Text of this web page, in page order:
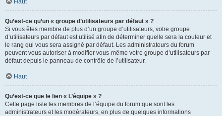
Haut
Qu’est-ce qu’un « groupe d’utilisateurs par défaut » ?
Si vous êtes membre de plus d’un groupe d’utilisateurs, votre groupe
d’utilisateurs par défaut est utilisé afin de déterminer quelle sera la couleur et
le rang qui vous sera assigné par défaut. Les administrateurs du forum
peuvent vous autoriser à modifier vous-même votre groupe d’utilisateurs par
défaut depuis le panneau de contrôle de l’utilisateur.
Haut
Qu’est-ce que le lien « L’équipe » ?
Cette page liste les membres de l’équipe du forum que sont les
administrateurs et les modérateurs, en plus de quelques informations